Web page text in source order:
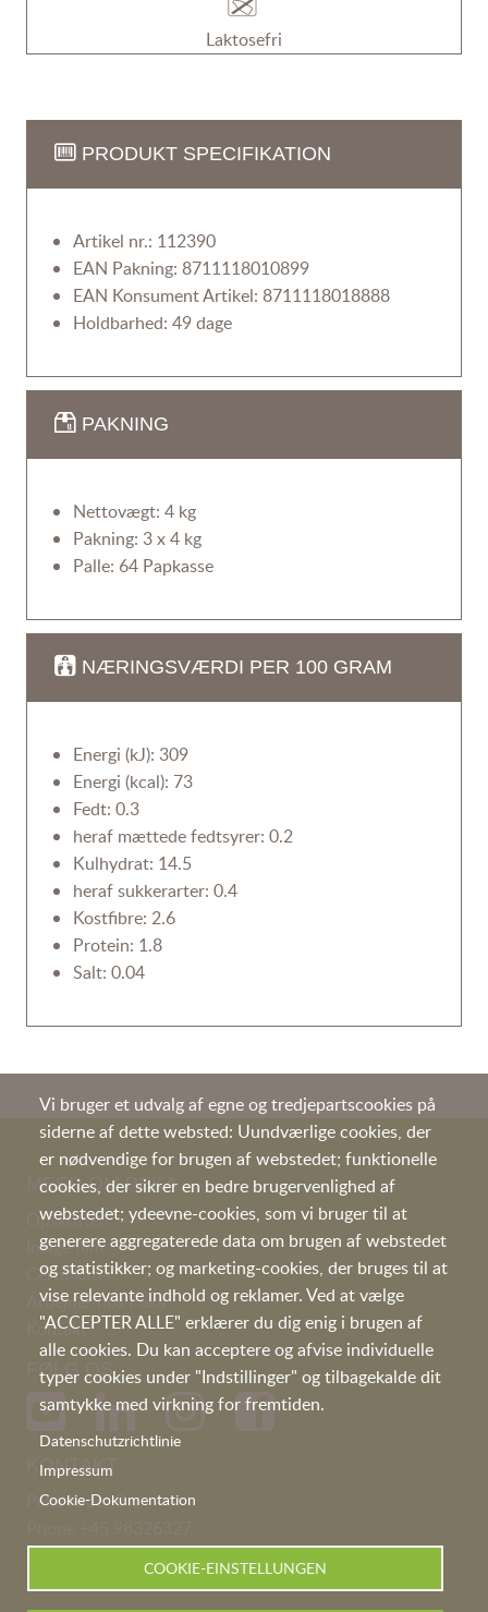
Laktosefri
PRODUKT SPECIFIKATION
Artikel nr.: 112390
EAN Pakning: 8711118010899
EAN Konsument Artikel: 8711118018888
Holdbarhed: 49 dage
PAKNING
Nettovægt: 4 kg
Pakning: 3 x 4 kg
Palle: 64 Papkasse
NÆRINGSVÆRDI PER 100 GRAM
Energi (kJ): 309
Energi (kcal): 73
Fedt: 0.3
heraf mættede fedtsyrer: 0.2
Kulhydrat: 14.5
heraf sukkerarter: 0.4
Kostfibre: 2.6
Protein: 1.8
Salt: 0.04
Vi bruger et udvalg af egne og tredjepartscookies på
siderne af dette websted: Uundværlige cookies, der
er nødvendige for brugen af webstedet; funktionelle
cookies, der sikrer en bedre brugervenlighed af
webstedet; ydeevne-cookies, som vi bruger til at
generere aggregaterede data om brugen af webstedet
og statistikker; og marketing-cookies, der bruges til at
vise relevante indhold og reklamer. Ved at vælge
"ACCEPTER ALLE" erklærer du dig enig i brugen af
alle cookies. Du kan acceptere og afvise individuelle
typer cookies under "Indstillinger" og tilbagekalde dit
samtykke med virkning for fremtiden.
Datenschutzrichtlinie
Impressum
Cookie-Dokumentation
COOKIE-EINSTELLUNGEN
MEER OM PEKA
Opskrifter
mage film
Certifikater
Arbejder hos Peka
Kontakt
FØLG OS
KONTAKT
Peka Kroef B.V
denmark@pekakroef.com